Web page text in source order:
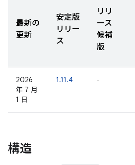
最新の
更新
安定版
リリー
ス
リリ
ース
候補
版
2026
年 7 月
1 日
1.11.4 -
構造